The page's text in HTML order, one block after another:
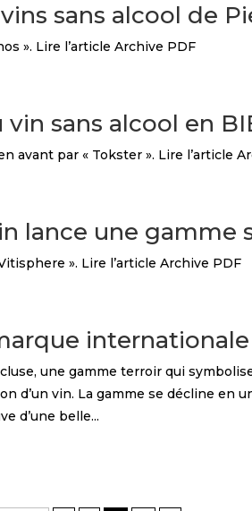
sans alcool de
». Lire l’article Archive PDF
vin sans alcool en
avant par « Tokster ». Lire l’article
lance une gamme
». Lire l’article Archive PDF
une gamme terroir qui
d’un vin. La gamme se décline en
d’une belle...